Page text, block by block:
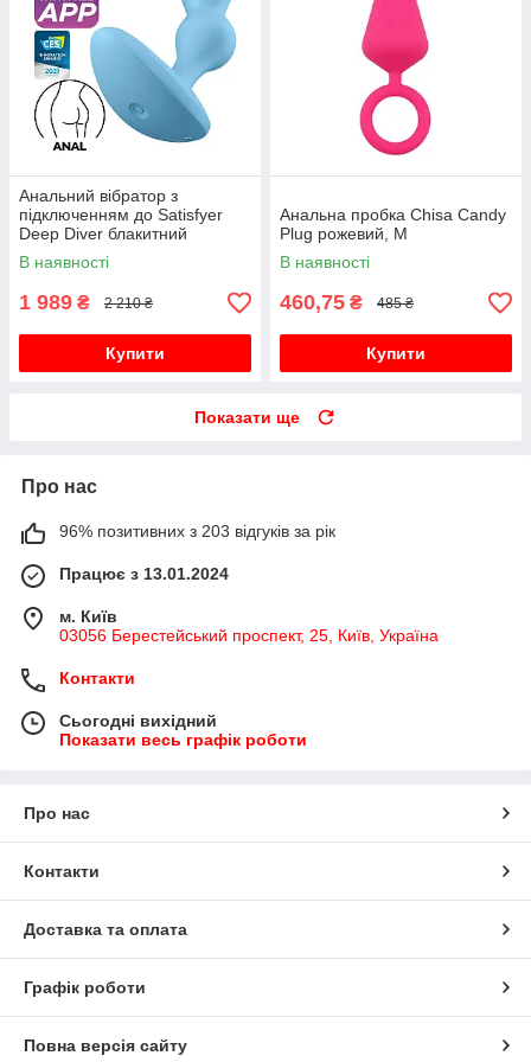
Анальний вібратор з
підключенням до Satisfyer
Deep Diver блакитний
В наявності
1 989 ₴ 2 210 ₴
Купити
Анальна пробка Chisa Candy
Plug рожевий, M
В наявності
460,75 ₴ 485 ₴
Купити
Показати ще
Про нас
96% позитивних з 203 відгуків за рік
Працює з 13.01.2024
м. Київ
03056 Берестейський проспект, 25, Київ, Україна
Контакти
Сьогодні вихідний
Показати весь графік роботи
Про нас
Контакти
Доставка та оплата
Графік роботи
Повна версія сайту